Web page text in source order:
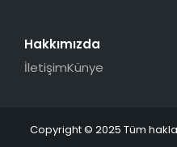
Hakkımızda
İletişimKünye
Copyright © 2025 Tüm